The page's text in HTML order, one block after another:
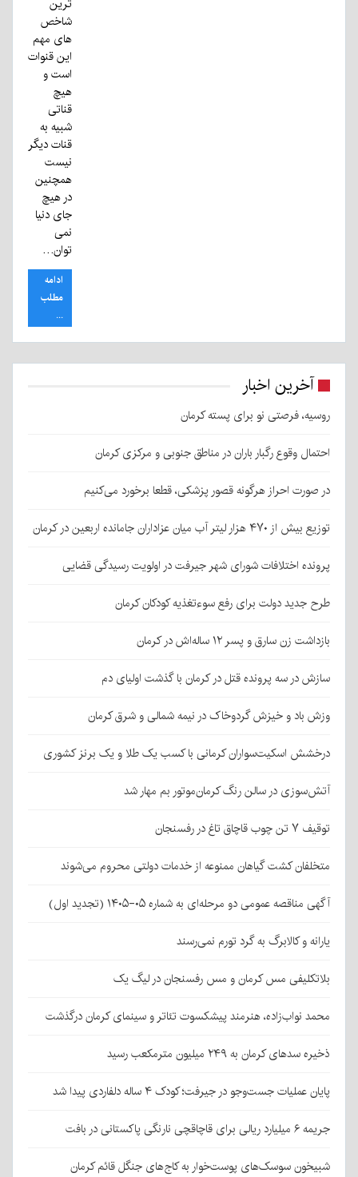
شاخص
های مهم
این قنوات
است و
هیچ
قناتی
شبیه به
قنات دیگر
نیست
همچنین
در هیچ
جای دنیا
نمی
توان…
ادامه
مطلب
...
آخرین اخبار
روسیه، فرصتی نو برای پسته کرمان
احتمال وقوع رگبار باران در مناطق جنوبی و مرکزی کرمان
در صورت احراز هرگونه قصور پزشکی، قطعا برخورد می‌کنیم
توزیع بیش از ۴۷۰ هزار لیتر آب میان عزاداران جامانده اربعین در کرمان
پرونده اختلافات شورای شهر جیرفت در اولویت رسیدگی قضایی
طرح جدید دولت برای رفع سوءتغذیه کودکان کرمان
بازداشت زن سارق و پسر ۱۲ ساله‌اش در کرمان
سازش در سه پرونده قتل در کرمان با گذشت اولیای دم
وزش باد و خیزش گردوخاک در نیمه شمالی و شرق کرمان
درخشش اسکیت‌سواران کرمانی با کسب یک طلا و یک برنز کشوری
آتش‌سوزی در سالن رنگ کرمان‌موتور بم مهار شد
توقیف ۷ تن چوب قاچاق تاغ در رفسنجان
متخلفان کشت گیاهان ممنوعه از خدمات دولتی محروم می‌شوند
آگهی مناقصه عمومی دو مرحله‌ای به شماره ۰۵-۱۴۰۵ (تجدید اول)
یارانه و کالابرگ به گرد تورم نمی‌رسند
بلاتکلیفی مس کرمان و مس رفسنجان در لیگ یک
محمد نواب‌زاده، هنرمند پیشکسوت تئاتر و سینمای کرمان درگذشت
ذخیره سدهای کرمان به ۲۴۹ میلیون مترمکعب رسید
پایان عملیات جست‌وجو در جیرفت؛ کودک ۴ ساله دلفاردی پیدا شد
جریمه ۶ میلیارد ریالی برای قاچاقچی نارنگی پاکستانی در بافت
شبیخون سوسک‌های پوست‌خوار به کاج‌های جنگل قائم کرمان